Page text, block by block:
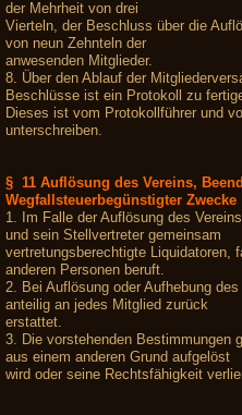
der Mehrheit von drei
Vierteln, der Beschluss über die
von neun Zehnteln der
anwesenden Mitglieder.
8. Über den Ablauf der
Beschlüsse ist ein Protokoll zu
Dieses ist vom Protokollführer und
unterschreiben.
§ 11 Auflösung des Vereins,
Wegfallsteuerbegünstigter Zwecke
1. Im Falle der Auflösung des
und sein Stellvertreter gemeinsam
vertretungsberechtigte Liquidatoren,
anderen Personen beruft.
2. Bei Auflösung oder Aufhebung
anteilig an jedes Mitglied zurück
erstattet.
3. Die vorstehenden Bestimmungen
aus einem anderen Grund aufgelöst
wird oder seine Rechtsfähigkeit